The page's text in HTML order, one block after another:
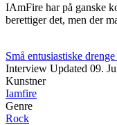
IAmFire har på ganske
berettiger det, men der
Små entusiastiske
Interview Updated 09.
Kunstner
Iamfire
Genre
Rock